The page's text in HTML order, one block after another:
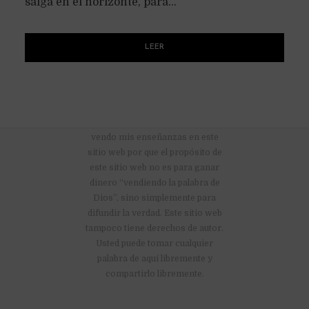
LEER
vendo mis enseñanzas en este
sitio web por que el propósito de
este sitio web no es para ganar
dinero “vendiendo la palabra de
Dios”, sino simplemente para
difundir la verdad. Este sitio web
tampoco tiene derechos de autor.
Usted puede tomar cualquier
palabra de aquí libremente y
compartirlo libremente.